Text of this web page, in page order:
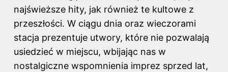
najświeższe hity, jak również te kultowe z
przeszłości. W ciągu dnia oraz wieczorami
stacja prezentuje utwory, które nie pozwalają
usiedzieć w miejscu, wbijając nas w
nostalgiczne wspomnienia imprez sprzed lat,